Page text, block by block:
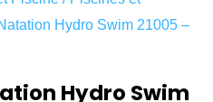
Hydro Swim 21005 –
Hydro Swim